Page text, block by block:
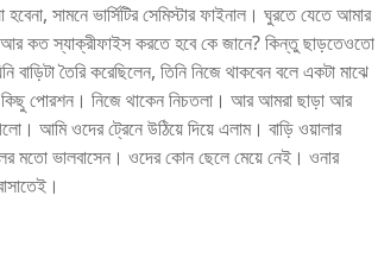
সামনে ভার্সিটির সেমিস্টার ফাইনাল। ঘুরতে যেতে আমার
কত স্যাক্রীফাইস করতে হবে কে জানে? কিন্তু ছাড়তেওতো
বাড়িটা তৈরি করেছিলেন, তিনি নিজে থাকবেন বলে একটা মাঝে
কিছু পোরশন। নিজে থাকেন নিচতলা। আর আমরা ছাড়া আর
আমি ওদের ট্রেনে উঠিয়ে দিয়ে এলাম। বাড়ি ওয়ালার
মতো ভালবাসেন। ওদের কোন ছেলে মেয়ে নেই। ওনার